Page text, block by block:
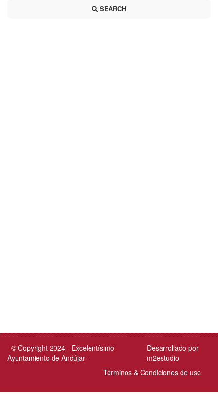
SEARCH
Desarrollado por
m2estudio
© Copyright 2024 - Excelentísimo
Ayuntamiento de Andújar -
Términos & Condiciones de uso